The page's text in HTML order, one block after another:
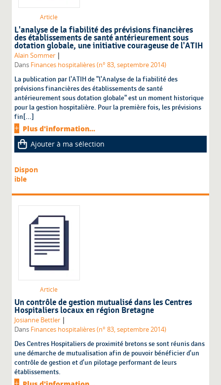
Article
L'analyse de la fiabilité des prévisions financières
des établissements de santé antérieurement sous
dotation globale, une initiative courageuse de l'ATIH
Alain Sommer |
Dans Finances hospitalières (n° 83, septembre 2014)
La publication par l'ATIH de "l'Analyse de la fiabilité des
prévisions financières des établissements de santé
antérieurement sous dotation globale" est un moment historique
pour la gestion hospitalière. Pour la première fois, les prévisions
fin[...]
Plus d'information...
Ajouter à ma sélection
Dispon
ible
Article
Un contrôle de gestion mutualisé dans les Centres
Hospitaliers locaux en région Bretagne
Josianne Bettler |
Dans Finances hospitalières (n° 83, septembre 2014)
Des Centres Hospitaliers de proximité bretons se sont réunis dans
une démarche de mutualisation afin de pouvoir bénéficier d'un
contrôle de gestion et d'un pilotage performant de leurs
établissements.